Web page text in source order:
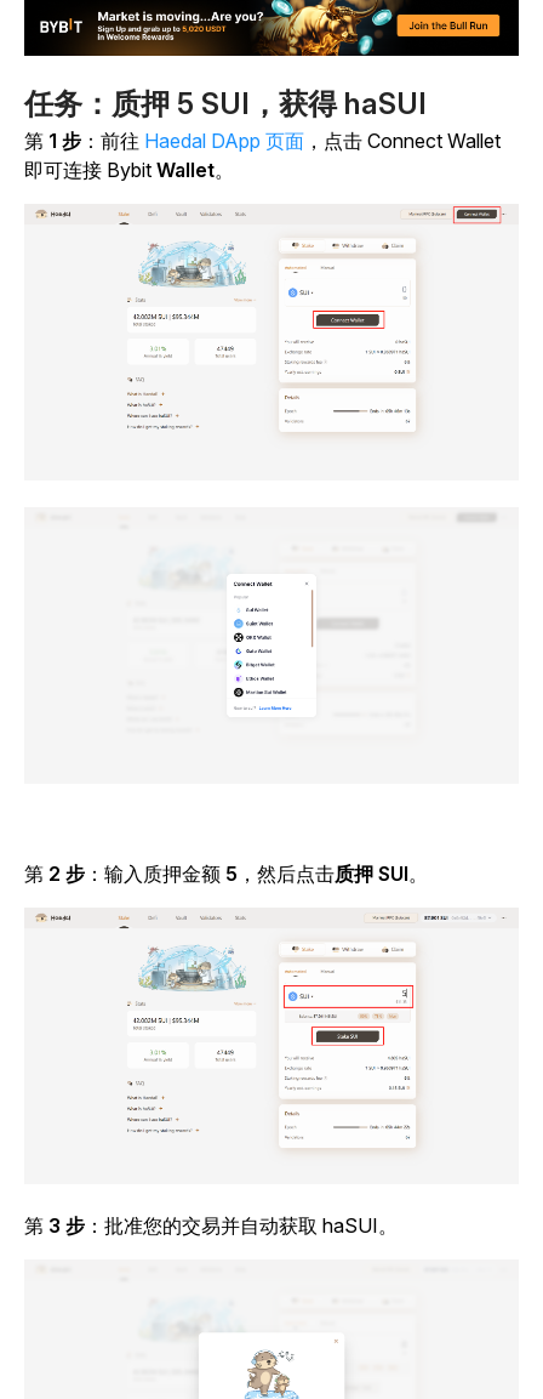
任务：质押 5 SUI，获得 haSUI
第 1 步 ：前往 Haedal DApp 页面 ，点击 Connect Wallet
即可连接 Bybit Wallet。
第 2 步 ：输入质押金额 5 ，然后点击质押 SUI。
第 3 步 ：批准您的交易并自动获取 haSUI。